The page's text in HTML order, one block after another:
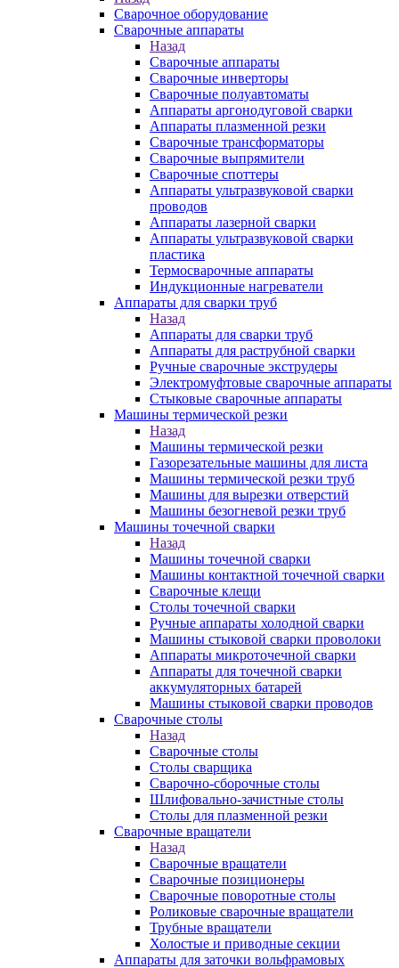
Сварочное оборудование
Сварочные аппараты
Назад
Сварочные аппараты
Сварочные инверторы
Сварочные полуавтоматы
Аппараты аргонодуговой сварки
Аппараты плазменной резки
Сварочные трансформаторы
Сварочные выпрямители
Сварочные споттеры
Аппараты ультразвуковой сварки
проводов
Аппараты лазерной сварки
Аппараты ультразвуковой сварки
пластика
Термосварочные аппараты
Индукционные нагреватели
Аппараты для сварки труб
Назад
Аппараты для сварки труб
Аппараты для раструбной сварки
Ручные сварочные экструдеры
Электромуфтовые сварочные аппараты
Стыковые сварочные аппараты
Машины термической резки
Назад
Машины термической резки
Газорезательные машины для листа
Машины термической резки труб
Машины для вырезки отверстий
Машины безогневой резки труб
Машины точечной сварки
Назад
Машины точечной сварки
Машины контактной точечной сварки
Сварочные клещи
Столы точечной сварки
Ручные аппараты холодной сварки
Машины стыковой сварки проволоки
Аппараты микроточечной сварки
Аппараты для точечной сварки
аккумуляторных батарей
Машины стыковой сварки проводов
Сварочные столы
Назад
Сварочные столы
Столы сварщика
Сварочно-сборочные столы
Шлифовально-зачистные столы
Столы для плазменной резки
Сварочные вращатели
Назад
Сварочные вращатели
Сварочные позиционеры
Сварочные поворотные столы
Роликовые сварочные вращатели
Трубные вращатели
Холостые и приводные секции
Аппараты для заточки вольфрамовых